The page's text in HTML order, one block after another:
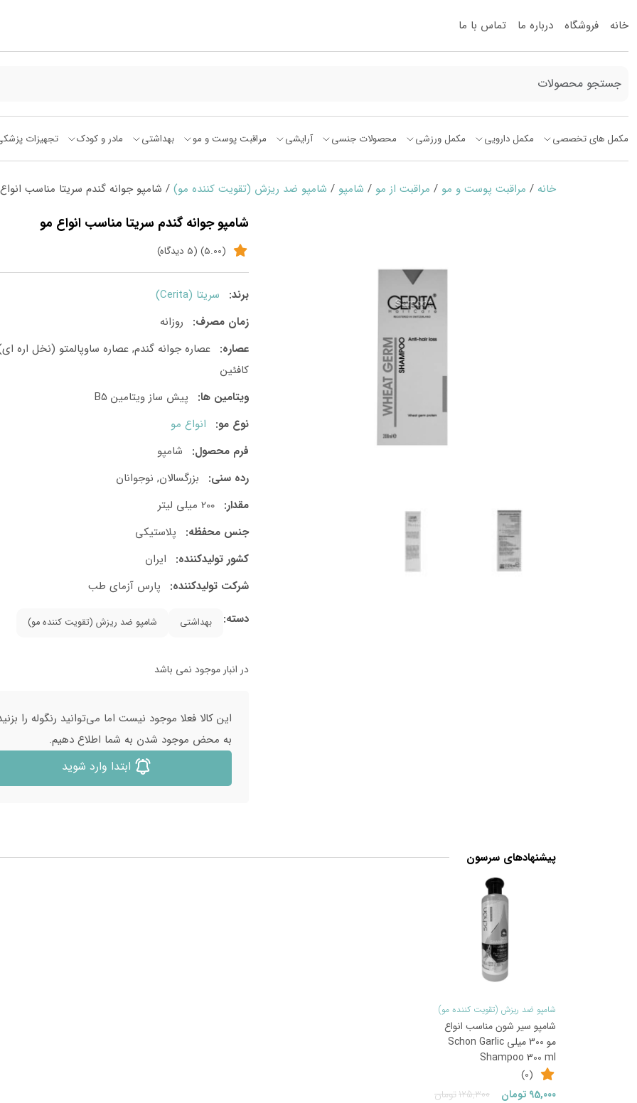
خانه فروشگاه درباره ما تماس با ما
مکمل های تخصصی مکمل دارویی مکمل ورزشی محصولات جنسی آرایشی مراقبت پوست و مو بهداشتی مادر و کودک تجهیزات
خانه / مراقبت پوست و مو / مراقبت از مو / شامپو / شامپو ضد ریزش (تقویت کننده مو) / شامپو جوانه گندم سریتا مناسب
شامپو جوانه گندم سریتا مناسب انواع مو
(5.00) (5 دیدگاه)
برند:
سریتا (Cerita)
زمان مصرف:
روزانه
عصاره: عصاره جوانه گندم, عصاره ساوپالمتو (نخل اره
کافئین
ویتامین ها:
پیش ساز ویتامین B۵
نوع مو:
انواع مو
فرم محصول:
شامپو
رده سنی:
بزرگسالان, نوجوانان
مقدار: 200 میلی لیتر
جنس محفظه:
پلاستیکی
کشور تولید‎کننده:
ایران
شرکت تولید‎کننده:
پارس آزمای طب
دسته:
بهداشتی شامپو ضد ریزش (تقویت کننده مو)
در انبار موجود نمی باشد
این کالا فعلا موجود نیست اما می‌توانید رنگوله را
به محض موجود شدن به شما اطلاع دهیم.
ابتدا وارد شوید
پیشنهادهای سرسون
شامپو ضد ریزش (تقویت کننده مو)
شامپو سیر شون مناسب انواع
مو 300 میلی Schon Garlic
Shampoo 300 ml
(0)
125,300تومانقیمت
95,000 تومان
قیمت